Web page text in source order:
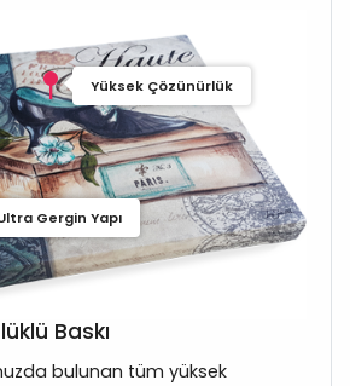
Yüksek Çözünürlük
Gergin Yapı
Baskı
bulunan tüm yüksek